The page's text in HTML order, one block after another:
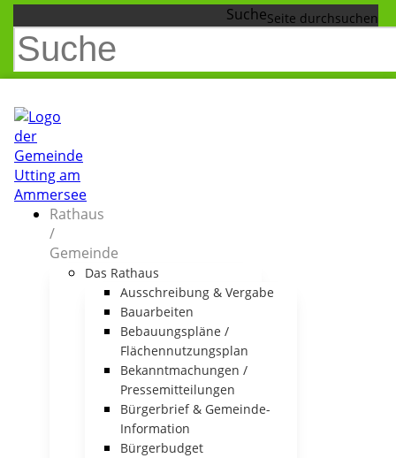
Suche
Rathaus
/
Gemeinde
Das Rathaus
Ausschreibung & Vergabe
Bauarbeiten
Bebauungspläne /
Flächennutzungsplan
Bekanntmachungen /
Pressemitteilungen
Bürgerbrief & Gemeinde-
Information
Bürgerbudget